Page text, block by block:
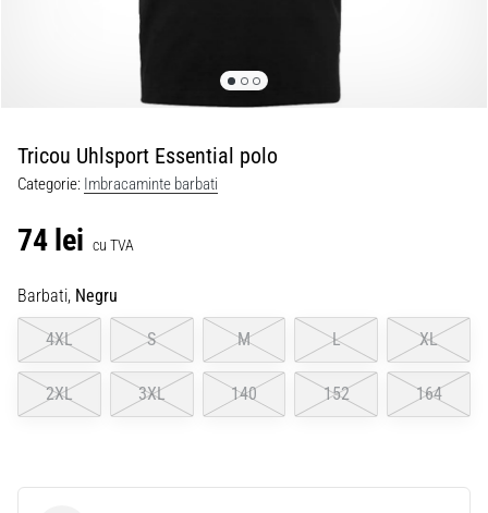
Tricou Uhlsport Essential polo
Categorie: Imbracaminte barbati
74 lei cu TVA
Barbati, Negru
4XL S M L XL
2XL 3XL 140 152 164